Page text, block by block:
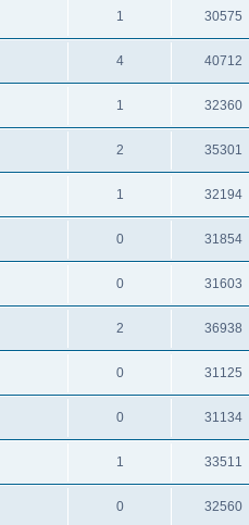
1 30575
4 40712
1 32360
2 35301
1 32194
0 31854
0 31603
2 36938
0 31125
0 31134
1 33511
0 32560